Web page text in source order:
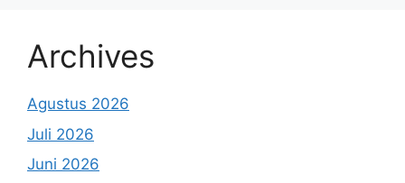
Archives
Agustus 2026
Juli 2026
Juni 2026